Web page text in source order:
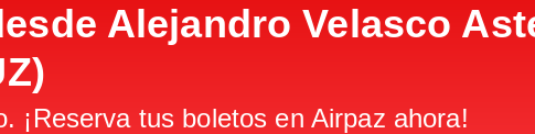
Alejandro Velasco
¡Reserva tus boletos en Airpaz ahora!